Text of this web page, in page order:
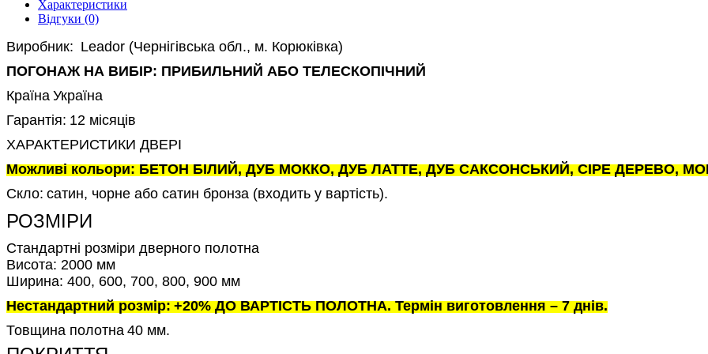
Характеристики
Відгуки (0)
Виробник: Leador (Чернігівська обл., м. Корюківка)
ПОГОНАЖ НА ВИБІР: ПРИБИЛЬНИЙ АБО ТЕЛЕСКОПІЧНИЙ
Країна Україна
Гарантія: 12 місяців
ХАРАКТЕРИСТИКИ ДВЕРІ
Можливі кольори: БЕТОН БІЛИЙ, ДУБ МОККО, ДУБ ЛАТТЕ, ДУБ САКСОНСЬКИЙ, СІРЕ ДЕРЕВО,
Скло: сатин, чорне або сатин бронза (входить у вартість).
РОЗМІРИ
Стандартні розміри дверного полотна
Висота: 2000 мм
Ширина: 400, 600, 700, 800, 900 мм
Нестандартний розмір: +20% ДО ВАРТІСТЬ ПОЛОТНА. Термін виготовлення – 7 днів.
Товщина полотна 40 мм.